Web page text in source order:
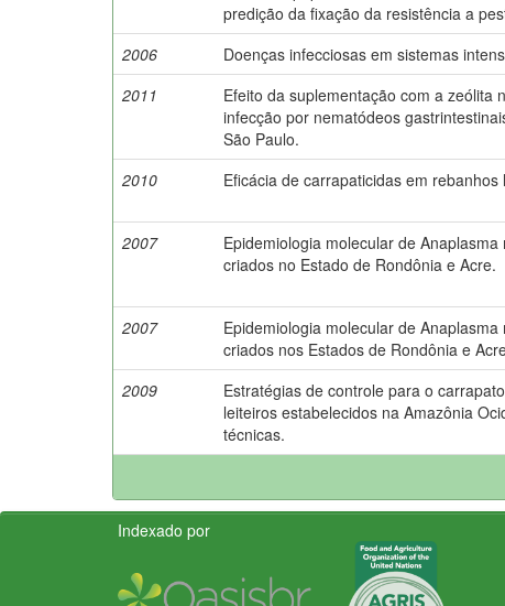
predição da fixação da resistência a
2006
Doenças infecciosas em sistemas
2011
Efeito da suplementação com a zeólita
infecção por nematódeos
São Paulo.
2010
Eficácia de carrapaticidas em
2007
Epidemiologia molecular de
criados no Estado de Rondônia e Acre.
2007
Epidemiologia molecular de
criados nos Estados de Rondônia e
2009
Estratégias de controle para o
leiteiros estabelecidos na Amazônia
técnicas.
Indexado por